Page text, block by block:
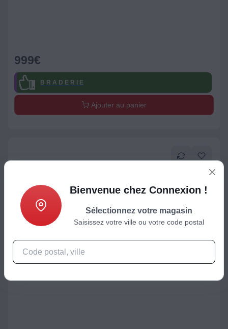
999€
B R A D E R I E
Ajouter au panier
TV Mini LED
Bienvenue chez Connexion !
Sélectionnez votre magasin
Saisissez votre ville ou votre code postal